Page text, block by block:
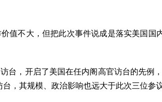
不大，但把此次事件说成是落实美国国
，开启了美国在任内阁高官访台的先例
，其规模、政治影响也远大于此次三位参